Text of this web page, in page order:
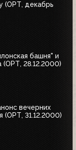
(ОРТ, декабрь
башня" и
(ОРТ, 28.12.2000)
вечерних
(ОРТ, 31.12.2000)